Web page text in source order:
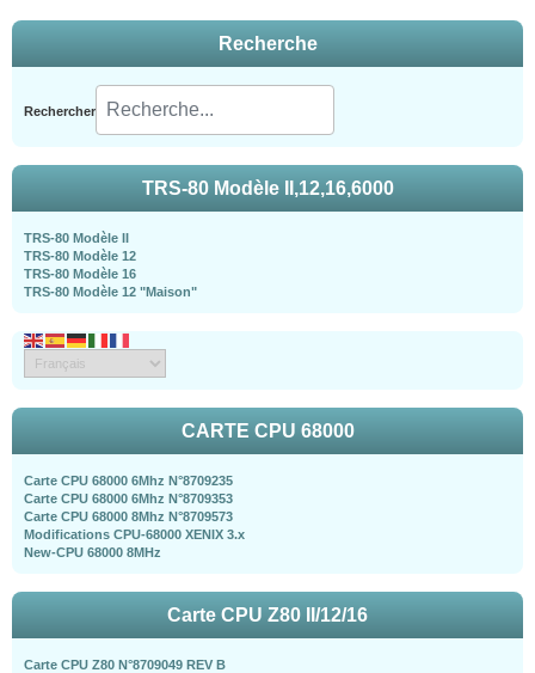
Recherche
Rechercher
TRS-80 Modèle II,12,16,6000
TRS-80 Modèle II
TRS-80 Modèle 12
TRS-80 Modèle 16
TRS-80 Modèle 12 "Maison"
CARTE CPU 68000
Carte CPU 68000 6Mhz N°8709235
Carte CPU 68000 6Mhz N°8709353
Carte CPU 68000 8Mhz N°8709573
Modifications CPU-68000 XENIX 3.x
New-CPU 68000 8MHz
Carte CPU Z80 II/12/16
Carte CPU Z80 N°8709049 REV B